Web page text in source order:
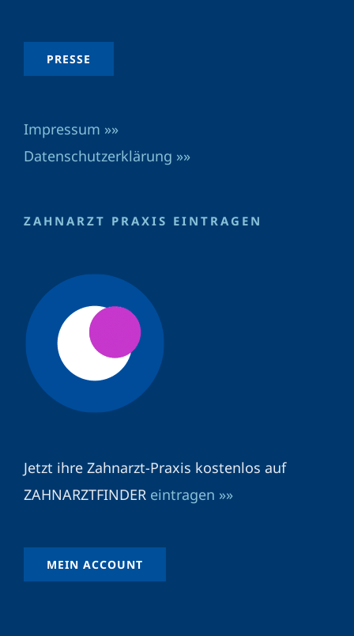
PRESSE
Impressum »»
Datenschutzerklärung »»
ZAHNARZT PRAXIS EINTRAGEN
Jetzt ihre Zahnarzt-Praxis kostenlos auf
ZAHNARZTFINDER eintragen »»
MEIN ACCOUNT